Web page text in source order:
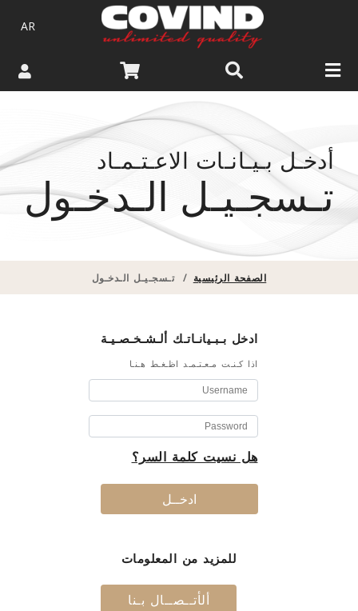
AR
أدخـل بـيـانـات الاعـتـمـاد
تـسجـيـل الـدخـول
الصفحة الرئيسية / تـسجـيـل الـدخـول
ادخل بـبـيانـاتـك ألـشـخـصـيـة
اذا كـنـت مـعـتـمـد اظـغـط هـنـا
هل نسيت كلمة السر؟
ادخــل
للمزيد من المعلومات
ألأتــصــال بـنا